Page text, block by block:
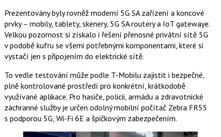
Prezentovány byly rovněž moderní 5G SA zařízení a koncové
prvky – mobily, tablety, skenery, 5G SA routery a IoT gatewaye.
Velkou pozornost si získalo i řešení přenosné privátní sítě 5G
v podobě kufru se všemi potřebnými komponentami, které si
vystačí jen s připojením do elektrické sítě.
To vedle testování může podle T-Mobilu zajistit i bezpečné,
plně kontrolované prostředí pro konkrétní, krátkodobě
využívané aplikace. Pro hasiče, policii, armádu a zdravotnické
záchranné služby je určen odolný mobilní počítač Zebra FR55
s podporou 5G, Wi-Fi 6E a špičkovým zabezpečením.